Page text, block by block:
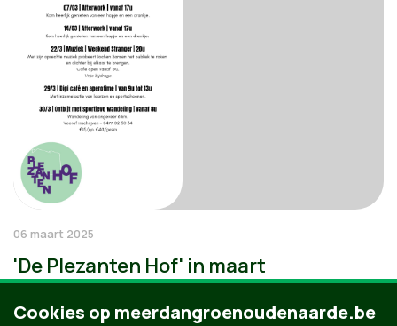
06 maart 2025
'De Plezanten Hof' in maart
Cookies op meerdangroenoudenaarde.be